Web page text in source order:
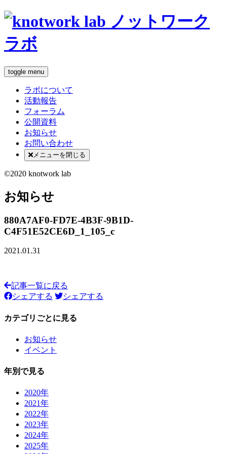
toggle menu
ラボについて
活動報告
フォーラム
公開資料
お知らせ
お問い合わせ
メニューを閉じる
©2020 knotwork lab
お知らせ
880A7AF0-FD7E-4B3F-9B1D-
C4F51E52CE6D_1_105_c
2021.01.31
記事一覧に戻る
シェアする
シェアする
カテゴリごとに見る
お知らせ
イベント
年別で見る
2020年
2021年
2022年
2023年
2024年
2025年